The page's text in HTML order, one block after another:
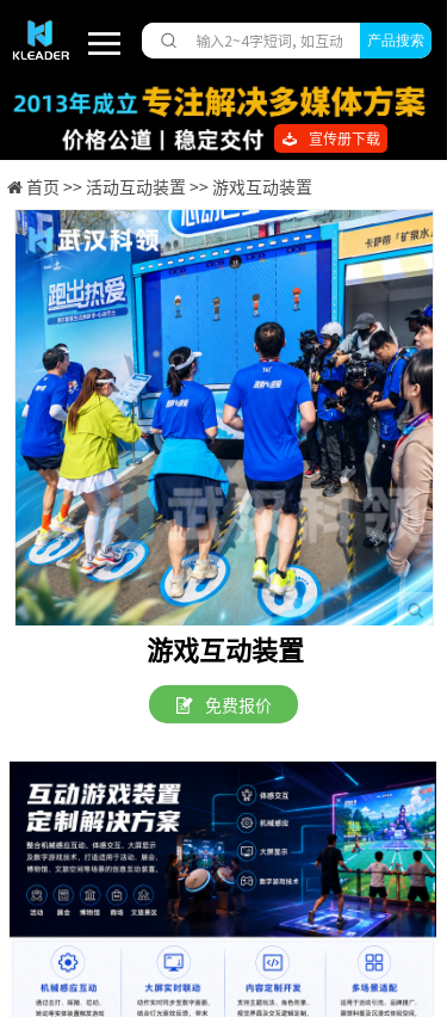
产品搜索
宣传册下载
首页 >>活动互动装置 >>游戏互动装置
游戏互动装置
免费报价